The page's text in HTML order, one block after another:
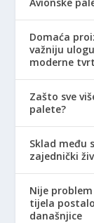
Domaća
važniju
moderne
Zašto sve
palete?
Sklad među
zajednički
Nije
tijela
današnjice